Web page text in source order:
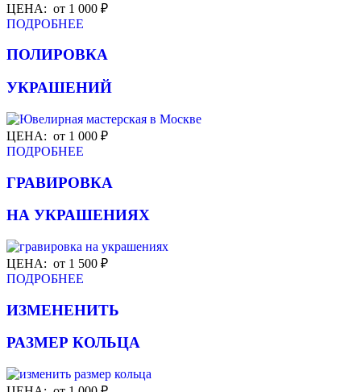
ЦЕНА: от 1 000 ₽
ПОДРОБНЕЕ
ПОЛИРОВКА
УКРАШЕНИЙ
ЦЕНА: от 1 000 ₽
ПОДРОБНЕЕ
ГРАВИРОВКА
НА УКРАШЕНИЯХ
ЦЕНА: от 1 500 ₽
ПОДРОБНЕЕ
ИЗМЕНЕНИТЬ
РАЗМЕР КОЛЬЦА